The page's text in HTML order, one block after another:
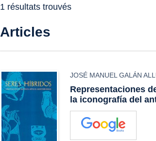
1 résultats trouvés
Articles
JOSÉ MANUEL GALÁN
Representaciones
la iconografía del